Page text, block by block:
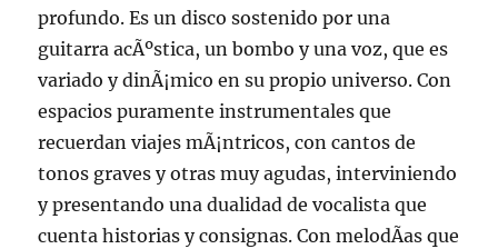
profundo. Es un disco sostenido por una
guitarra acÃºstica, un bombo y una voz, que es
variado y dinÃ¡mico en su propio universo. Con
espacios puramente instrumentales que
recuerdan viajes mÃ¡ntricos, con cantos de
tonos graves y otras muy agudas, interviniendo
y presentando una dualidad de vocalista que
cuenta historias y consignas. Con melodÃ­as que